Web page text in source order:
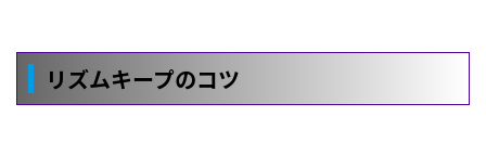
リズムキープのコツ